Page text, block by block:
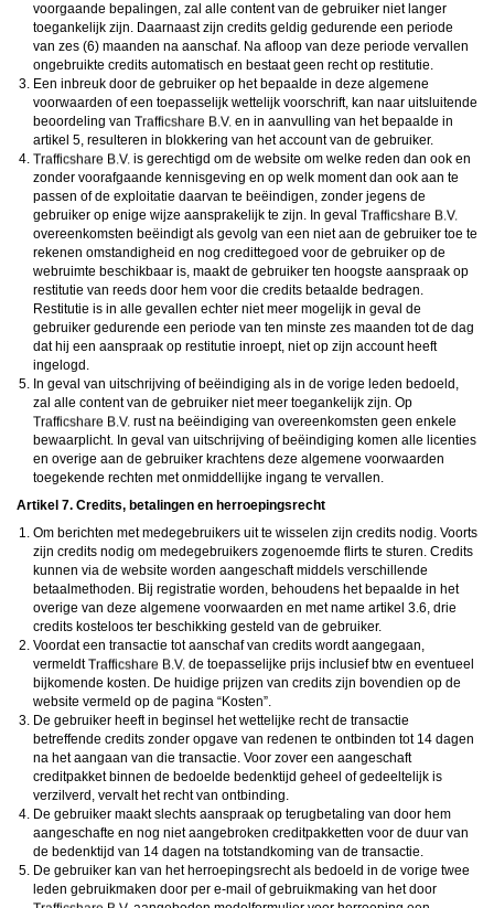
voorgaande bepalingen, zal alle content van de gebruiker niet langer
toegankelijk zijn. Daarnaast zijn credits geldig gedurende een periode
van zes (6) maanden na aanschaf. Na afloop van deze periode vervallen
ongebruikte credits automatisch en bestaat geen recht op restitutie.
Een inbreuk door de gebruiker op het bepaalde in deze algemene
voorwaarden of een toepasselijk wettelijk voorschrift, kan naar uitsluitende
beoordeling van
en in aanvulling van het bepaalde in
artikel 5, resulteren in blokkering van het account van de gebruiker.
is gerechtigd om de website om welke reden dan ook en
zonder voorafgaande kennisgeving en op welk moment dan ook aan te
passen of de exploitatie daarvan te beëindigen, zonder jegens de
gebruiker op enige wijze aansprakelijk te zijn. In geval
overeenkomsten beëindigt als gevolg van een niet aan de gebruiker toe te
rekenen omstandigheid en nog credittegoed voor de gebruiker op de
webruimte beschikbaar is, maakt de gebruiker ten hoogste aanspraak op
restitutie van reeds door hem voor die credits betaalde bedragen.
Restitutie is in alle gevallen echter niet meer mogelijk in geval de
gebruiker gedurende een periode van ten minste zes maanden tot de dag
dat hij een aanspraak op restitutie inroept, niet op zijn account heeft
ingelogd.
In geval van uitschrijving of beëindiging als in de vorige leden bedoeld,
zal alle content van de gebruiker niet meer toegankelijk zijn. Op
rust na beëindiging van overeenkomsten geen enkele
bewaarplicht. In geval van uitschrijving of beëindiging komen alle licenties
en overige aan de gebruiker krachtens deze algemene voorwaarden
toegekende rechten met onmiddellijke ingang te vervallen.
Artikel 7. Credits, betalingen en herroepingsrecht
Om berichten met medegebruikers uit te wisselen zijn credits nodig. Voorts
zijn credits nodig om medegebruikers zogenoemde flirts te sturen. Credits
kunnen via de website worden aangeschaft middels verschillende
betaalmethoden. Bij registratie worden, behoudens het bepaalde in het
overige van deze algemene voorwaarden en met name artikel 3.6, drie
credits kosteloos ter beschikking gesteld van de gebruiker.
Voordat een transactie tot aanschaf van credits wordt aangegaan,
vermeldt
de toepasselijke prijs inclusief btw en eventueel
bijkomende kosten. De huidige prijzen van credits zijn bovendien op de
website vermeld op de pagina “Kosten”.
De gebruiker heeft in beginsel het wettelijke recht de transactie
betreffende credits zonder opgave van redenen te ontbinden tot 14 dagen
na het aangaan van die transactie. Voor zover een aangeschaft
creditpakket binnen de bedoelde bedenktijd geheel of gedeeltelijk is
verzilverd, vervalt het recht van ontbinding.
De gebruiker maakt slechts aanspraak op terugbetaling van door hem
aangeschafte en nog niet aangebroken creditpakketten voor de duur van
de bedenktijd van 14 dagen na totstandkoming van de transactie.
De gebruiker kan van het herroepingsrecht als bedoeld in de vorige twee
leden gebruikmaken door per e-mail of gebruikmaking van het door